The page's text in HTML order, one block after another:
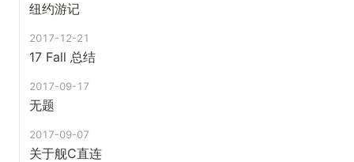
纽约游记
2017-12-21
17 Fall 总结
2017-09-17
无题
2017-09-07
关于舰C直连